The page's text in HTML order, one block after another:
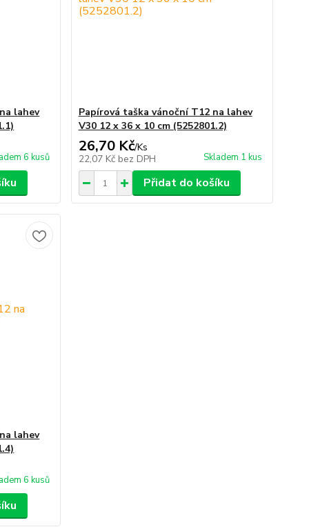
lahev
6 kusů
Papírová taška vánoční T12 na lahev
V30 12 x 36 x 10 cm (5252801.2)
26,70 Kč/Ks
22,07 Kč bez DPH Skladem 1 kus
Přidat do košíku
lahev
6 kusů